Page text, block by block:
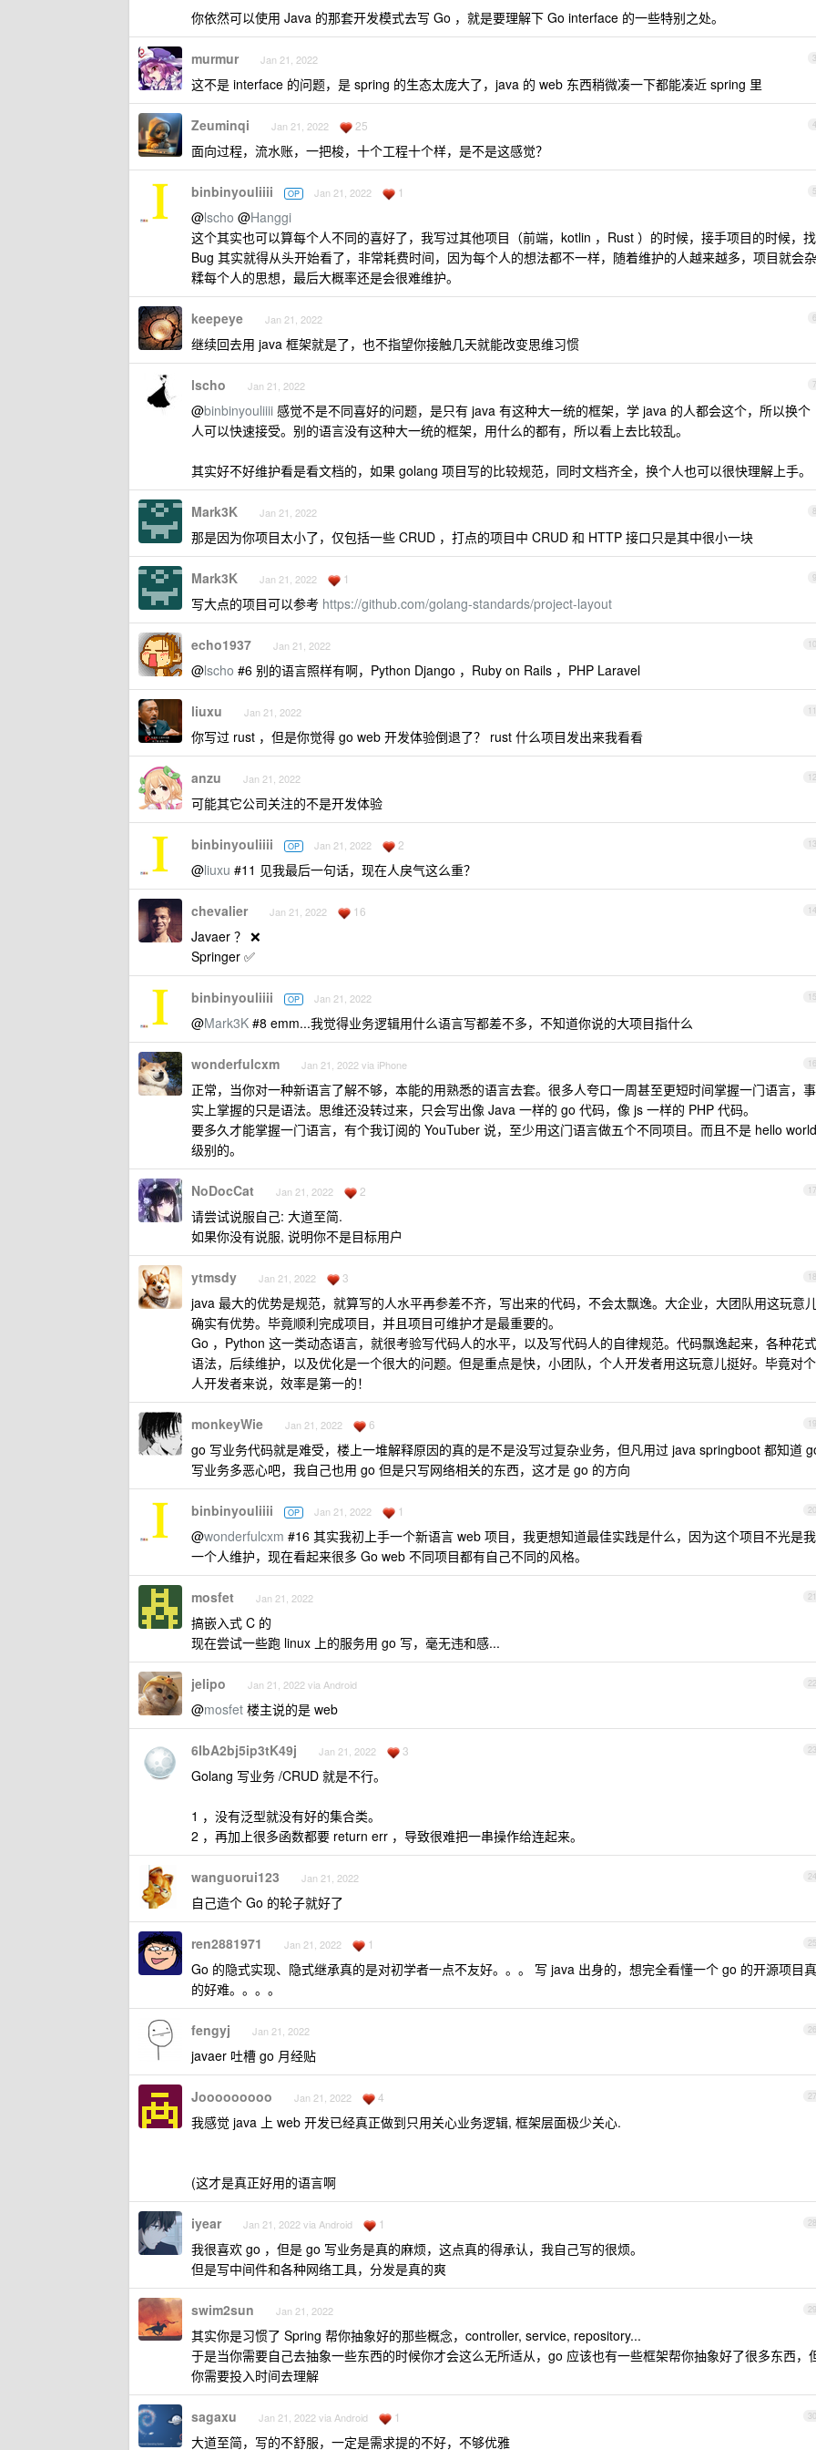
你依然可以使用 Java 的那套开发模式去写 Go ，就是要理解下 Go interface 的一些特别之处。
3
murmur Jan 21, 2022
这不是 interface 的问题，是 spring 的生态太庞大了，java 的 web 东西稍微凑一下都能凑近 spring 里
4
Zeuminqi Jan 21, 2022 25
面向过程，流水账，一把梭，十个工程十个样，是不是这感觉？
5
binbinyouliiii OP Jan 21, 2022 1
@lscho @Hanggi
这个其实也可以算每个人不同的喜好了，我写过其他项目（前端，kotlin ，Rust ）的时候，接手项目的时候，找
Bug 其实就得从头开始看了，非常耗费时间，因为每个人的想法都不一样，随着维护的人越来越多，项目就会杂
糅每个人的思想，最后大概率还是会很难维护。
6
keepeye Jan 21, 2022
继续回去用 java 框架就是了，也不指望你接触几天就能改变思维习惯
7
lscho Jan 21, 2022
@binbinyouliiii 感觉不是不同喜好的问题，是只有 java 有这种大一统的框架，学 java 的人都会这个，所以换个
人可以快速接受。别的语言没有这种大一统的框架，用什么的都有，所以看上去比较乱。
其实好不好维护看是看文档的，如果 golang 项目写的比较规范，同时文档齐全，换个人也可以很快理解上手。
8
Mark3K Jan 21, 2022
那是因为你项目太小了，仅包括一些 CRUD ，打点的项目中 CRUD 和 HTTP 接口只是其中很小一块
9
Mark3K Jan 21, 2022 1
写大点的项目可以参考 https://github.com/golang-standards/project-layout
10
echo1937 Jan 21, 2022
@lscho #6 别的语言照样有啊，Python Django ，Ruby on Rails ，PHP Laravel
11
liuxu Jan 21, 2022
你写过 rust ，但是你觉得 go web 开发体验倒退了？ rust 什么项目发出来我看看
12
anzu Jan 21, 2022
可能其它公司关注的不是开发体验
13
binbinyouliiii OP Jan 21, 2022 2
@liuxu #11 见我最后一句话，现在人戾气这么重？
14
chevalier Jan 21, 2022 16
Javaer ？ ❌
Springer ✅
15
binbinyouliiii OP Jan 21, 2022
@Mark3K #8 emm...我觉得业务逻辑用什么语言写都差不多，不知道你说的大项目指什么
16
wonderfulcxm Jan 21, 2022 via iPhone
正常，当你对一种新语言了解不够，本能的用熟悉的语言去套。很多人夸口一周甚至更短时间掌握一门语言，事
实上掌握的只是语法。思维还没转过来，只会写出像 Java 一样的 go 代码，像 js 一样的 PHP 代码。
要多久才能掌握一门语言，有个我订阅的 YouTuber 说，至少用这门语言做五个不同项目。而且不是 hello world
级别的。
17
NoDocCat Jan 21, 2022 2
请尝试说服自己: 大道至简.
如果你没有说服, 说明你不是目标用户
18
ytmsdy Jan 21, 2022 3
java 最大的优势是规范，就算写的人水平再参差不齐，写出来的代码，不会太飘逸。大企业，大团队用这玩意
确实有优势。毕竟顺利完成项目，并且项目可维护才是最重要的。
Go ，Python 这一类动态语言，就很考验写代码人的水平，以及写代码人的自律规范。代码飘逸起来，各种花式
语法，后续维护，以及优化是一个很大的问题。但是重点是快，小团队，个人开发者用这玩意儿挺好。毕竟对个
人开发者来说，效率是第一的！
19
monkeyWie Jan 21, 2022 6
go 写业务代码就是难受，楼上一堆解释原因的真的是不是没写过复杂业务，但凡用过 java springboot 都知道
写业务多恶心吧，我自己也用 go 但是只写网络相关的东西，这才是 go 的方向
20
binbinyouliiii OP Jan 21, 2022 1
@wonderfulcxm #16 其实我初上手一个新语言 web 项目，我更想知道最佳实践是什么，因为这个项目不光是我
一个人维护，现在看起来很多 Go web 不同项目都有自己不同的风格。
21
mosfet Jan 21, 2022
搞嵌入式 C 的
现在尝试一些跑 linux 上的服务用 go 写，毫无违和感...
22
jelipo Jan 21, 2022 via Android
@mosfet 楼主说的是 web
23
6IbA2bj5ip3tK49j Jan 21, 2022 3
Golang 写业务 /CRUD 就是不行。
1 ，没有泛型就没有好的集合类。
2 ，再加上很多函数都要 return err ，导致很难把一串操作给连起来。
24
wanguorui123 Jan 21, 2022
自己造个 Go 的轮子就好了
25
ren2881971 Jan 21, 2022 1
Go 的隐式实现、隐式继承真的是对初学者一点不友好。。。 写 java 出身的，想完全看懂一个 go 的开源项目真
的好难。。。。
26
fengyj Jan 21, 2022
javaer 吐槽 go 月经贴
27
Jooooooooo Jan 21, 2022 4
我感觉 java 上 web 开发已经真正做到只用关心业务逻辑, 框架层面极少关心.
(这才是真正好用的语言啊
28
iyear Jan 21, 2022 via Android 1
我很喜欢 go ，但是 go 写业务是真的麻烦，这点真的得承认，我自己写的很烦。
但是写中间件和各种网络工具，分发是真的爽
29
swim2sun Jan 21, 2022
其实你是习惯了 Spring 帮你抽象好的那些概念，controller, service, repository...
于是当你需要自己去抽象一些东西的时候你才会这么无所适从，go 应该也有一些框架帮你抽象好了很多东西，
你需要投入时间去理解
30
sagaxu Jan 21, 2022 via Android 1
大道至简，写的不舒服，一定是需求提的不好，不够优雅